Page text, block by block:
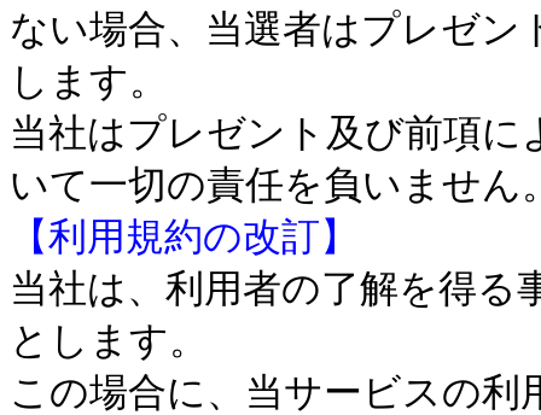
ない場合、当選者はプレゼ
します。
当社はプレゼント及び前項
いて一切の責任を負いません
【利用規約の改訂】
当社は、利用者の了解を得る
とします。
この場合に、当サービスの